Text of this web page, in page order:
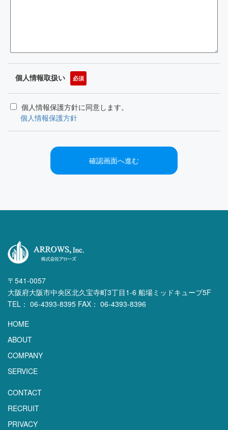
個人情報取扱い 必須
個人情報保護方針に同意します。
個人情報保護方針
〒541-0057
大阪府大阪市中央区北久宝寺町3丁目1-6 船場ミッドキューブ5F
TEL： 06-4393-8395 FAX： 06-4393-8396
HOME
ABOUT
COMPANY
SERVICE
CONTACT
RECRUIT
PRIVACY